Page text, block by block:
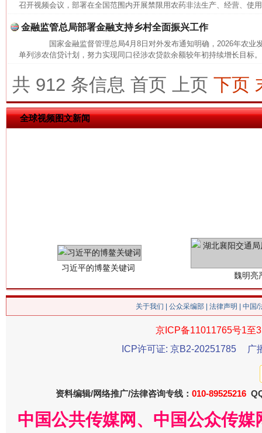
召开视频会议，部署在全国范围内开展禁限用农药非法生产、经营、使
金融监管总局部署金融支持乡村全面振兴工作
国家金融监督管理总局4月8日对外发布通知明确，2026年农业
单列涉农信贷计划，努力实现同口径涉农贷款余额较年初持续增长目
共 912 条信息 首页 上页 下页
全球视频图文新闻
关于我们 公众采编部 法律声明 | 中国
京ICP备11011765号1至
ICP许可证: 京B2-20251785
广
资料编辑/网络推广/法律咨询专线： 010-89525216
中国公共传媒网、中国公众传